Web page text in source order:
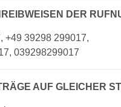
DER
+49 39298 299017,
039298299017
AUF GLEICHER